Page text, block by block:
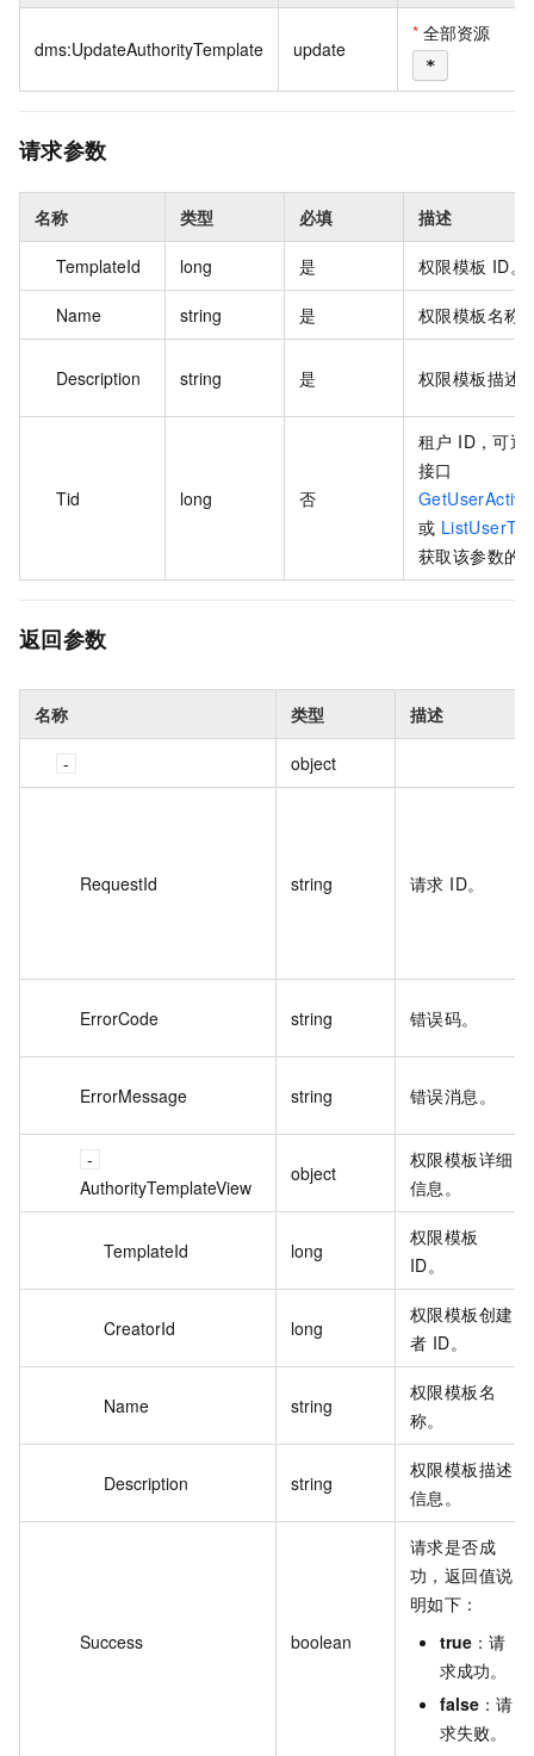
dms:UpdateAuthorityTemplate update
* 全部资源
*
请求参数
名称 类型 必填 描述
TemplateId long 是 权限模板 ID。
Name string 是 权限模板名称
Description string 是 权限模板描述
Tid long 否
租户 ID，可通
接口
或
获取该参数的
返回参数
名称 类型 描述
object
RequestId string 请求 ID。
ErrorCode string 错误码。
ErrorMessage string 错误消息。
AuthorityTemplateView
object
权限模板详细
信息。
TemplateId long
权限模板
ID。
CreatorId long
权限模板创建
者 ID。
Name string
权限模板名
称。
Description string
权限模板描述
信息。
Success boolean
请求是否成
功，返回值说
明如下：
true ：请
求成功。
false ：请
求失败。